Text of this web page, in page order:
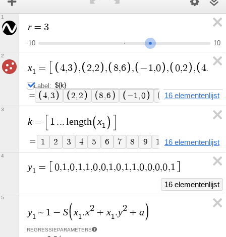
r = 3
−10 10
1
x1 = 4,3 , 2,2 , 8,6 , − 1,0 , 0,2 , 4, − 2
Label:
= 4,3 2, 2 8,6 −1,0 0,2 4,−2
16 elementenlijst
2
k = 1 ... l ength x1
= 1 2 3 4 5 6 7 8 9 1 0 11 12 13
16 elementenlijst
3
y1 = 0,1 ,0,1 ,1 ,0,0,1 ,0,1 ,1 ,0,0,0,0,1
16 elementenlijst
4
y1 ~ 1 − S x1 .x2 + x1 .y2 + a
REGRESSIEPARAMETERS
5